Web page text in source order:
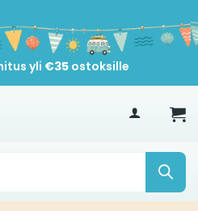
yli €35ostoksille